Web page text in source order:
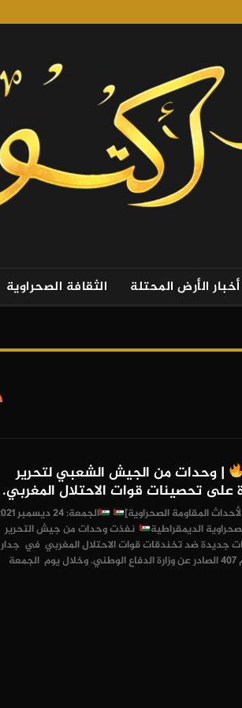
أخبار الأرض المحتلة الثقافة الصحراوية
| وحدات من الجيش الشعبي لتحرير
تحصينات قوات الاحتلال المغربي.
الجمعة: 24 ديسمبر 2021
الديمقراطية
نفذت وحدات من جيش التحرير
جديدة ضد تخندقات قوات الاحتلال المغربي في جدار
الذل والعار، بحسب البلاغ العسكري رقم 407 الصادر عن وزارة الدفاع الوطني. وخلال يوم الجمعة